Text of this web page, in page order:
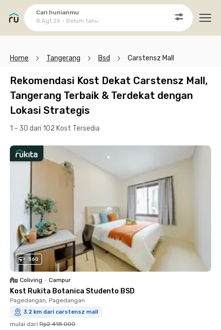
Cari hunianmu
8 Agt 26 - Belum tahu
Home Tangerang Bsd Carstensz Mall
Rekomendasi Kost Dekat Carstensz Mall,
Tangerang Terbaik & Terdekat dengan
Lokasi Strategis
1 - 30 dari 102 Kost Tersedia
360
Coliving • Campur
Kost Rukita Botanica Studento BSD
Pagedangan, Pagedangan
3.2 km dari carstensz mall
mulai dari Rp2.418.000